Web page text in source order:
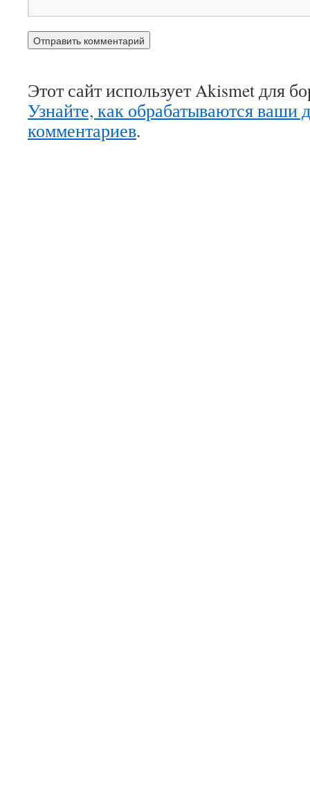
Этот сайт использует Akismet для
Узнайте, как обрабатываются ваши
комментариев.